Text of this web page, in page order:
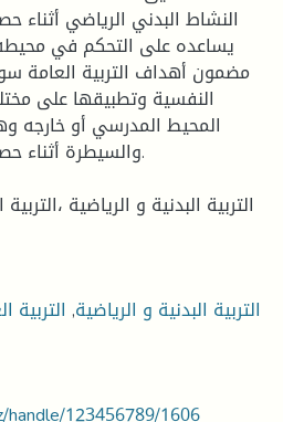
النشاط البدني الرياضي أثناء
يساعده على التحكم في
مضمون أهداف التربية العامة
النفسية وتطبيقها على
المحيط المدرسي أو خارجه
والسيطرة أثناء
- التربية البدنية و الرياضية, التربية
123456789/1606